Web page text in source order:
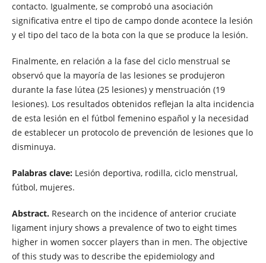
contacto. Igualmente, se comprobó una asociación
significativa entre el tipo de campo donde acontece la lesión
y el tipo del taco de la bota con la que se produce la lesión.
Finalmente, en relación a la fase del ciclo menstrual se
observó que la mayoría de las lesiones se produjeron
durante la fase lútea (25 lesiones) y menstruación (19
lesiones). Los resultados obtenidos reflejan la alta incidencia
de esta lesión en el fútbol femenino español y la necesidad
de establecer un protocolo de prevención de lesiones que lo
disminuya.
Palabras clave:Lesión deportiva, rodilla, ciclo menstrual,
fútbol, mujeres.
Abstract. Research on the incidence of anterior cruciate
ligament injury shows a prevalence of two to eight times
higher in women soccer players than in men. The objective
of this study was to describe the epidemiology and